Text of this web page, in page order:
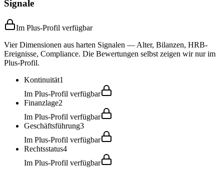
Signale
Im Plus-Profil verfügbar
Vier Dimensionen aus harten Signalen — Alter, Bilanzen, HRB-
Ereignisse, Compliance. Die Bewertungen selbst zeigen wir nur im
Plus-Profil.
Kontinuität1
Im Plus-Profil verfügbar
Finanzlage2
Im Plus-Profil verfügbar
Geschäftsführung3
Im Plus-Profil verfügbar
Rechtsstatus4
Im Plus-Profil verfügbar